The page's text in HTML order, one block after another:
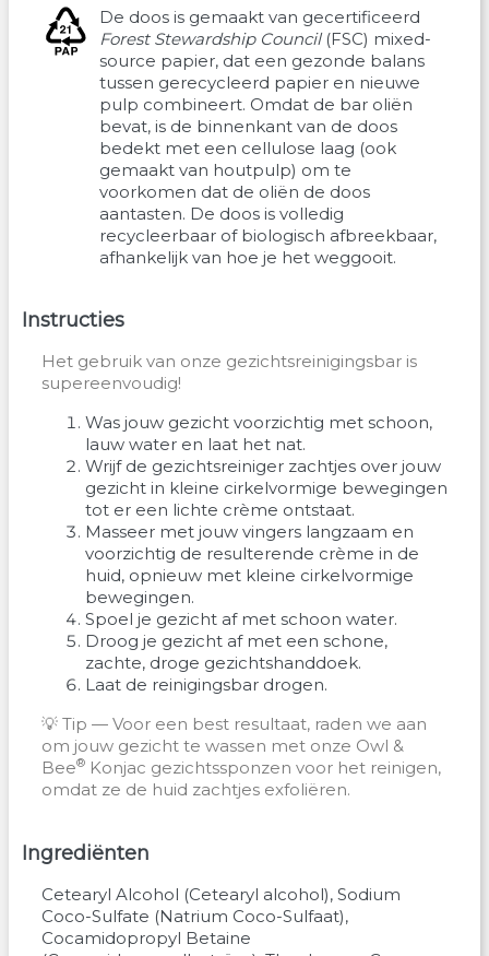
De doos is gemaakt van gecertificeerd
Forest Stewardship Council(FSC) mixed-
source papier, dat een gezonde balans
tussen gerecycleerd papier en nieuwe
pulp combineert. Omdat de bar oliën
bevat, is de binnenkant van de doos
bedekt met een cellulose laag (ook
gemaakt van houtpulp) om te
voorkomen dat de oliën de doos
aantasten. De doos is volledig
recycleerbaar of biologisch afbreekbaar,
afhankelijk van hoe je het weggooit.
Instructies
Het gebruik van onze gezichtsreinigingsbar is
supereenvoudig!
Was jouw gezicht voorzichtig met schoon,
lauw water en laat het nat.
Wrijf de gezichtsreiniger zachtjes over jouw
gezicht in kleine cirkelvormige bewegingen
tot er een lichte crème ontstaat.
Masseer met jouw vingers langzaam en
voorzichtig de resulterende crème in de
huid, opnieuw met kleine cirkelvormige
bewegingen.
Spoel je gezicht af met schoon water.
Droog je gezicht af met een schone,
zachte, droge gezichtshanddoek.
Laat de reinigingsbar drogen.
💡 Tip — Voor een best resultaat, raden we aan
om jouw gezicht te wassen met onze Owl &
Bee® Konjac gezichtssponzen voor het reinigen,
omdat ze de huid zachtjes exfoliëren.
Ingrediënten
Cetearyl Alcohol (Cetearyl alcohol) Sodium
Coco-Sulfate (Natrium Coco-Sulfaat)
Cocamidopropyl Betaine